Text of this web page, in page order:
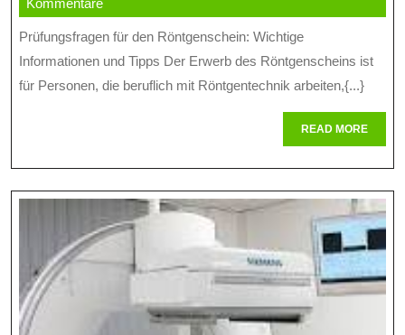
Auf
Für
2025
Prüfungsfragen für den Röntgenschein: Wichtige
Informationen und Tipps Der Erwerb des Röntgenscheins ist
für Personen, die beruflich mit Röntgentechnik arbeiten,{...}
READ MOREREAD
MORE